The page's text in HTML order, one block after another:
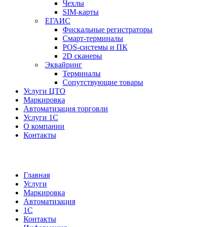
Чехлы
SIM-карты
ЕГАИС
Фискальные регистраторы
Смарт-терминалы
POS-системы и ПК
2D сканеры
Эквайринг
Терминалы
Сопутствующие товары
Услуги ЦТО
Маркировка
Автоматизация торговли
Услуги 1С
О компании
Контакты
Главная
Услуги
Маркировка
Автоматизация
1С
Контакты